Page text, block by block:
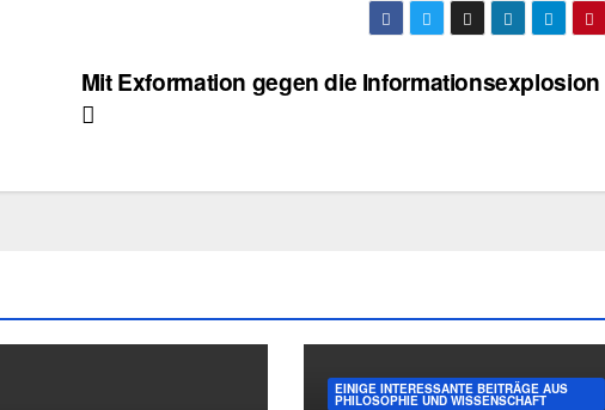
Mit Exformation gegen die Informationsexplosion
EINIGE INTERESSANTE BEITRÄGE AUS
PHILOSOPHIE UND WISSENSCHAFT